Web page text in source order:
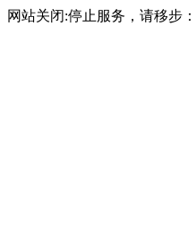
网站关闭:停止服务，请移步：